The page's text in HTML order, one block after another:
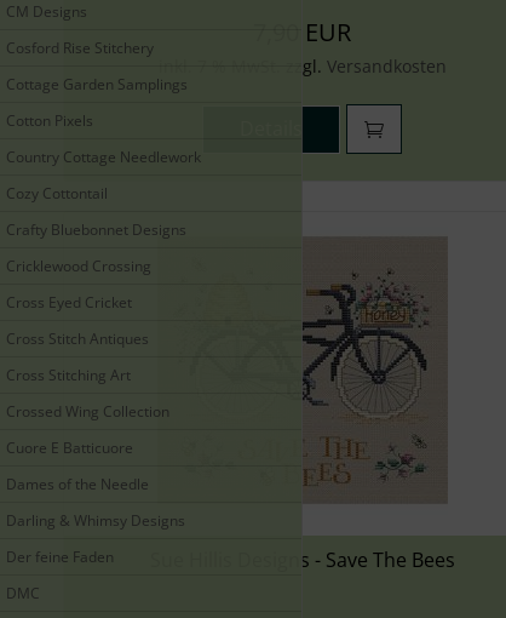
CM Designs
Cosford Rise Stitchery
Cottage Garden Samplings
Cotton Pixels
Country Cottage Needlework
Cozy Cottontail
Crafty Bluebonnet Designs
Cricklewood Crossing
Cross Eyed Cricket
Cross Stitch Antiques
Cross Stitching Art
Crossed Wing Collection
Cuore E Batticuore
Dames of the Needle
Darling & Whimsy Designs
Der feine Faden
DMC
7,90 EUR
inkl. 7 % MwSt. zzgl. Versandkosten
Sue Hillis Designs - Save The Bees